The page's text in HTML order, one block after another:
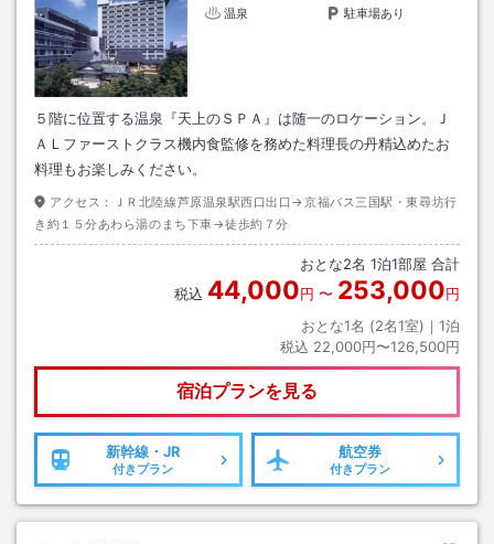
温泉
駐車場あり
５階に位置する温泉『天上のＳＰＡ』は随一のロケーション。Ｊ
ＡＬファーストクラス機内食監修を務めた料理長の丹精込めたお
料理もお楽しみください。
アクセス：
ＪＲ北陸線芦原温泉駅西口出口→京福バス三国駅・東尋坊行
き約１５分あわら湯のまち下車→徒歩約７分
おとな2名 1泊1部屋 合計
税込 44,000円 〜 253,000円
おとな1名 (2名1室)｜ 1泊
税込 22,000円〜126,500円
宿泊プランを見る
新幹線・JR
付きプラン
航空券
付きプラン